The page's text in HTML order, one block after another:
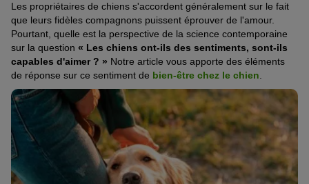
Les propriétaires de chiens s'accordent généralement sur le fait
que leurs fidèles compagnons puissent éprouver de l'amour.
Pourtant, quelle est la perspective de la science contemporaine
sur la question « Les chiens ont-ils des sentiments, sont-ils
capables d'aimer ? » Notre article vous apporte des éléments
de réponse sur ce sentiment de bien-être chez le chien